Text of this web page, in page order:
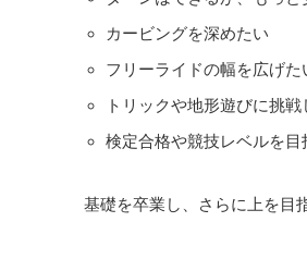
カービングを深めたい
フリーライドの幅を広げた
トリックや地形遊びに挑戦
検定合格や競技レベルを目
基礎を卒業し、さらに上を目